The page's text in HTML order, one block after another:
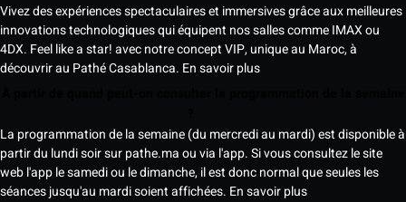
Vivez des expériences spectaculaires et immersives grâce aux meilleures
innovations technologiques qui équipent nos salles comme IMAX ou
4DX. Feel like a star! avec notre concept VIP, unique au Maroc, à
découvrir au Pathé Casablanca. En savoir plus
La programmation de la semaine (du mercredi au mardi) est disponible à
partir du lundi soir sur pathe.ma ou via l'app. Si vous consultez le site
web l'app le samedi ou le dimanche, il est donc normal que seules les
séances jusqu'au mardi soient affichées. En savoir plus